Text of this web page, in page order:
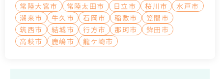
常陸大宮市
常陸太田市 日立市 桜川市
水戸市
潮来市
牛久市 石岡市 稲敷市
笠間市
筑西市
結城市 行方市 那珂市
鉾田市
高萩市
鹿嶋市 龍ケ崎市